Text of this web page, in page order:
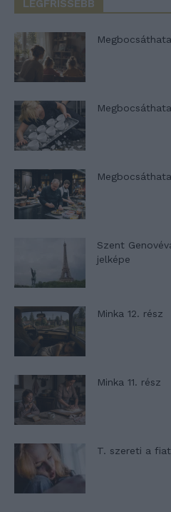
LEGFRISSEBB
Szent
jelképe
Minka 12. rész
Minka 11. rész
T. szereti a